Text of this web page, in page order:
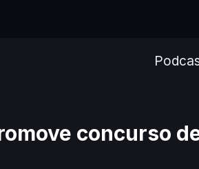
concurso